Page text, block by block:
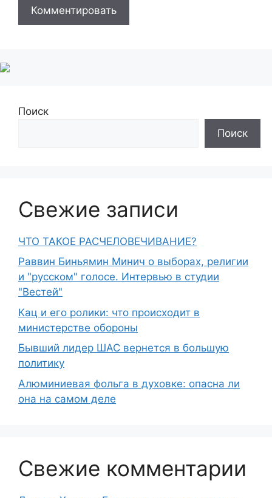
Поиск
Поиск
Свежие записи
ЧТО ТАКОЕ РАСЧЕЛОВЕЧИВАНИЕ?
Раввин Биньямин Минич о выборах, религии
и "русском" голосе. Интервью в студии
"Вестей"
Кац и его ролики: что происходит в
министерстве обороны
Бывший лидер ШАС вернется в большую
политику
Алюминиевая фольга в духовке: опасна ли
она на самом деле
Свежие комментарии